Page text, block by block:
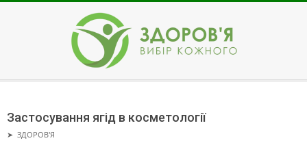
ЗДОРОВ'Я
Menu
Застосування ягід в косметології
➤ ЗДОРОВ'Я